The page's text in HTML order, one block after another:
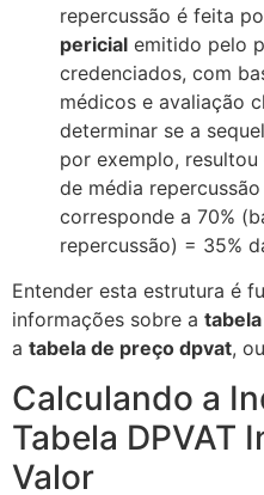
repercussão é feita
pericial emitido pelo
credenciados, com
médicos e avaliação
determinar se a
por exemplo,
de média
corresponde a 70%
repercussão) = 35%
Entender esta estrutura é
informações sobre a
a tabela de preço dpvat,
Calculando a
Tabela DPVAT
Valor